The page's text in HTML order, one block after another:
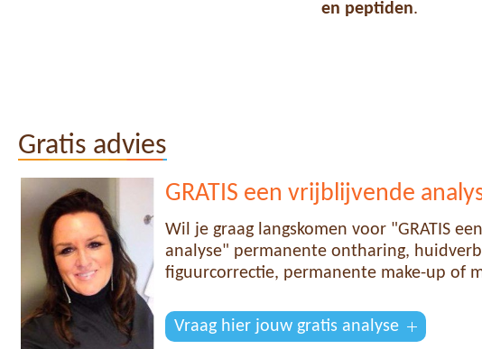
en peptiden.
Gratis advies
GRATIS een vrijblijvende
Wil je graag langskomen voor "GRATIS
analyse" permanente ontharing,
figuurcorrectie, permanente make-up of
Vraag hier jouw gratis analyse